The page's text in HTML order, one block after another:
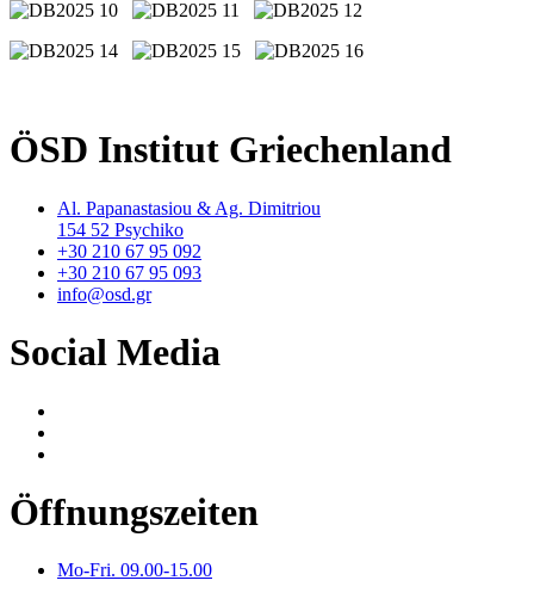
ÖSD Institut Griechenland
Al. Papanastasiou & Ag. Dimitriou
154 52 Psychiko
+30 210 67 95 092
+30 210 67 95 093
info@osd.gr
Social Media
Öffnungszeiten
Mo-Fri. 09.00-15.00